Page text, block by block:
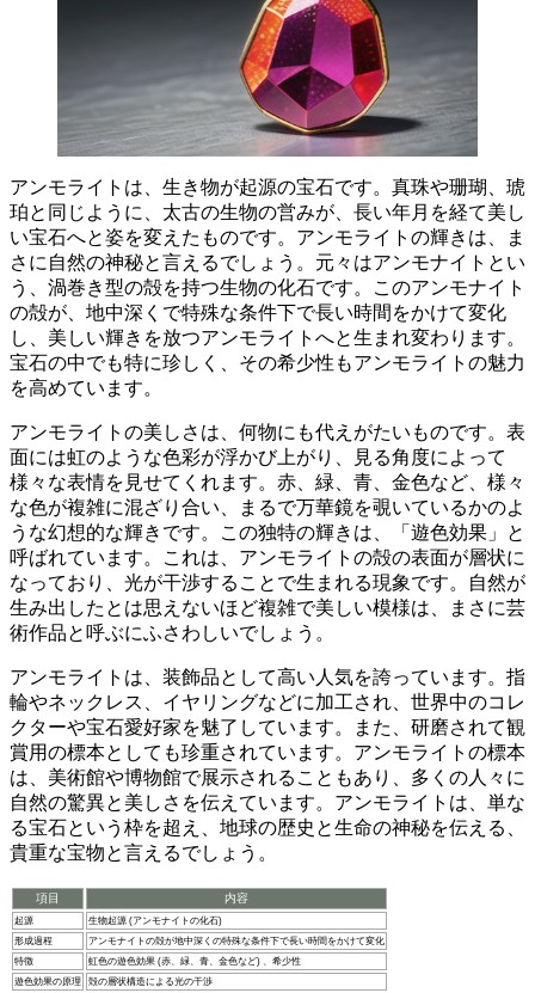
アンモライトは、生き物が起源の宝石です。真珠や珊瑚、琥
珀と同じように、太古の生物の営みが、長い年月を経て美し
い宝石へと姿を変えたものです。アンモライトの輝きは、ま
さに自然の神秘と言えるでしょう。元々はアンモナイトとい
う、渦巻き型の殻を持つ生物の化石です。このアンモナイト
の殻が、地中深くで特殊な条件下で長い時間をかけて変化
し、美しい輝きを放つアンモライトへと生まれ変わります。
宝石の中でも特に珍しく、その希少性もアンモライトの魅力
を高めています。
アンモライトの美しさは、何物にも代えがたいものです。 表
面には虹のような色彩が浮かび上がり、見る角度によって
様々な表情を見せてくれます。赤、緑、青、金色など、様々
な色が複雑に混ざり合い、まるで万華鏡を覗いているかのよ
うな幻想的な輝きです。この独特の輝きは、「遊色効果」と
呼ばれています。これは、アンモライトの殻の表面が層状に
なっており、光が干渉することで生まれる現象です。自然が
生み出したとは思えないほど複雑で美しい模様は、まさに芸
術作品と呼ぶにふさわしいでしょう。
アンモライトは、装飾品として高い人気を誇っています。指
輪やネックレス、イヤリングなどに加工され、世界中のコレ
クターや宝石愛好家を魅了しています。また、研磨されて観
賞用の標本としても珍重されています。アンモライトの標本
は、美術館や博物館で展示されることもあり、多くの人々に
自然の驚異と美しさを伝えています。アンモライトは、単な
る宝石という枠を超え、地球の歴史と生命の神秘を伝える、
貴重な宝物と言えるでしょう。
項目 内容
起源
生物起源 (アンモナイトの化石)
形成過程
アンモナイトの殻が地中深くの特殊な条件下で長い時間をかけて変化
特徴
虹色の遊色効果 (赤、緑、青、金色など) 、希少性
遊色効果の原理
殻の層状構造による光の干渉